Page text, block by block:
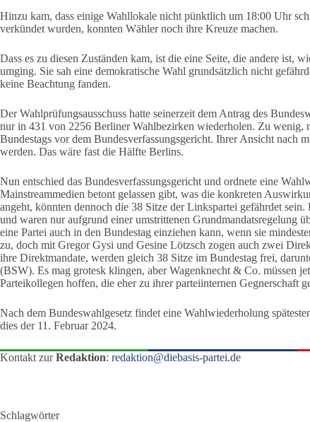
Hinzu kam, dass einige Wahllokale nicht pünktlich um 18:00 Uhr
verkündet wurden, konnten Wähler noch ihre Kreuze machen.
Dass es zu diesen Zuständen kam, ist die eine Seite, die andere ist,
umging. Sie sah eine demokratische Wahl grundsätzlich nicht
keine Beachtung fanden.
Der Wahlprüfungsausschuss hatte seinerzeit dem Antrag des
nur in 431 von 2256 Berliner Wahlbezirken wiederholen. Zu wenig,
Bundestags vor dem Bundesverfassungsgericht. Ihrer Ansicht nach
werden. Das wäre fast die Hälfte Berlins.
Nun entschied das Bundesverfassungsgericht und ordnete eine
Mainstreammedien betont gelassen gibt, was die konkreten
angeht, könnten dennoch die 38 Sitze der Linkspartei gefährdet
und waren nur aufgrund einer umstrittenen Grundmandatsregelung
eine Partei auch in den Bundestag einziehen kann, wenn sie
zu, doch mit Gregor Gysi und Gesine Lötzsch zogen auch zwei
ihre Direktmandate, werden gleich 38 Sitze im Bundestag frei,
(BSW). Es mag grotesk klingen, aber Wagenknecht & Co. müssen
Parteikollegen hoffen, die eher zu ihrer parteiinternen Gegnerschaft
Nach dem Bundeswahlgesetz findet eine Wahlwiederholung
dies der 11. Februar 2024.
Kontakt zurRedaktion: redaktion@diebasis-partei.de
Schlagwörter